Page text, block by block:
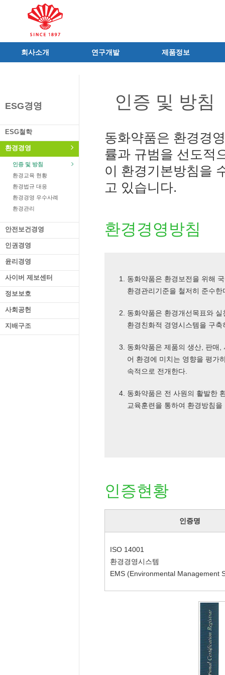
회사소개
사가
연구소/공장
가족친화우수기업
오시는길
가족회사
연구개발
조직 및 업무
중점 연구분야
기술혁신 네트워크
글로벌 동화
제품정보
전문의약품
의료기기
의약외품
화장품
건강기능식품
식품ㆍ음료
공산품ㆍ기타
ESG경영
ESG철학
환경경영
인증 및 방침
환경교육 현황
환경법규 대응
환경경영 우수사례
환경관리
안전보건경영
인권경영
윤리경영
사이버 제보센터
정보보호
사회공헌
지배구조
인증 및 방침
동화약품은 환경경
률과 규범을 선도적
이 환경기본방침을
고 있습니다.
환경경영방침
동화약품은 환경보전을 위해
환경관리기준을 철저히 준수한
동화약품은 환경개선목표와
환경친화적 경영시스템을 구
동화약품은 제품의 생산, 판매
어 환경에 미치는 영향을 평가
속적으로 전개한다.
동화약품은 전 사원의 활발한
교육훈련을 통하여 환경방침
인증현황
인증명
ISO 14001
환경경영시스템
EMS (Environmental Management